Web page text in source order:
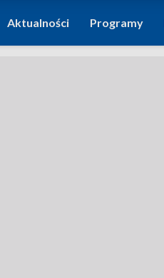
Aktualności Programy